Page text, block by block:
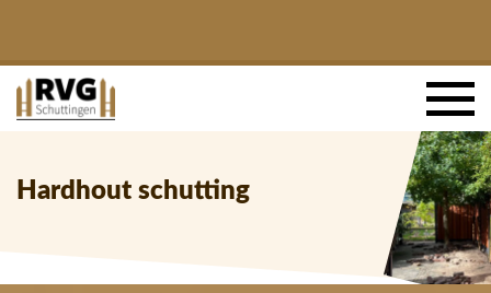
Hardhout schutting